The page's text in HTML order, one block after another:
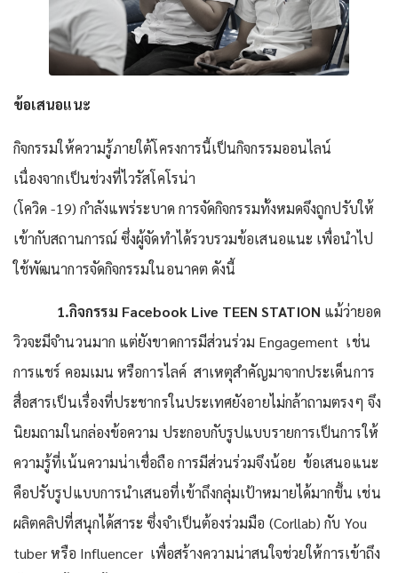
ข้อเสนอแนะ
กิจกรรมให้ความรู้ภายใต้โครงการนี้เป็นกิจกรรมออนไลน์
เนื่องจากเป็นช่วงที่ไวรัสโคโรน่า
(โควิด -19) กำลังแพร่ระบาด การจัดกิจกรรมทั้งหมดจึงถูกปรับให้
เข้ากับสถานการณ์ ซึ่งผู้จัดทำได้รวบรวมข้อเสนอแนะ เพื่อนำไป
ใช้พัฒนาการจัดกิจกรรมในอนาคต ดังนี้
1.กิจกรรม Facebook Live TEEN STATION แม้ว่ายอด
วิวจะมีจำนวนมาก แต่ยังขาดการมีส่วนร่วม Engagement เช่น
การแชร์ คอมเมน หรือการไลค์ สาเหตุสำคัญมาจากประเด็นการ
สื่อสารเป็นเรื่องที่ประชากรในประเทศยังอายไม่กล้าถามตรงๆ จึง
นิยมถามในกล่องข้อความ ประกอบกับรูปแบบรายการเป็นการให้
ความรู้ที่เน้นความน่าเชื่อถือ การมีส่วนร่วมจึงน้อย ข้อเสนอแนะ
คือปรับรูปแบบการนำเสนอที่เข้าถึงกลุ่มเป้าหมายได้มากขึ้น เช่น
ผลิตคลิปที่สนุกได้สาระ ซึ่งจำเป็นต้องร่วมมือ (Corllab) กับ You
tuber หรือ Influencer เพื่อสร้างความน่าสนใจช่วยให้การเข้าถึง